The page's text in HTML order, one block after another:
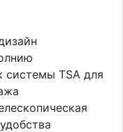
системы TSA для